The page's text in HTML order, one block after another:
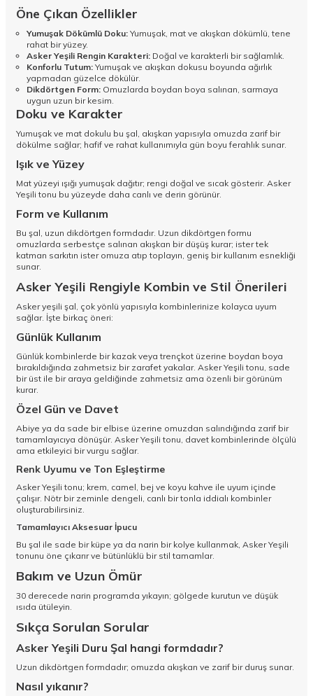
Öne Çıkan Özellikler
Yumuşak Dökümlü Doku: Yumuşak, mat ve akışkan dökümlü, tene
rahat bir yüzey.
Asker Yeşili Rengin Karakteri: Doğal ve karakterli bir sağlamlık.
Konforlu Tutum: Yumuşak ve akışkan dokusu boyunda ağırlık
yapmadan güzelce dökülür.
Dikdörtgen Form: Omuzlarda boydan boya salınan, sarmaya
uygun uzun bir kesim.
Doku ve Karakter
Yumuşak ve mat dokulu bu şal, akışkan yapısıyla omuzda zarif bir
dökülme sağlar; hafif ve rahat kullanımıyla gün boyu ferahlık sunar.
Işık ve Yüzey
Mat yüzeyi ışığı yumuşak dağıtır; rengi doğal ve sıcak gösterir. Asker
Yeşili tonu bu yüzeyde daha canlı ve derin görünür.
Form ve Kullanım
Bu şal, uzun dikdörtgen formdadır. Uzun dikdörtgen formu
omuzlarda serbestçe salınan akışkan bir düşüş kurar; ister tek
katman sarkıtın ister omuza atıp toplayın, geniş bir kullanım esnekliği
sunar.
Asker Yeşili Rengiyle Kombin ve Stil Önerileri
Asker yeşili şal, çok yönlü yapısıyla kombinlerinize kolayca uyum
sağlar. İşte birkaç öneri:
Günlük Kullanım
Günlük kombinlerde bir kazak veya trençkot üzerine boydan boya
bırakıldığında zahmetsiz bir zarafet yakalar. Asker Yeşili tonu, sade
bir üst ile bir araya geldiğinde zahmetsiz ama özenli bir görünüm
kurar.
Özel Gün ve Davet
Abiye ya da sade bir elbise üzerine omuzdan salındığında zarif bir
tamamlayıcıya dönüşür. Asker Yeşili tonu, davet kombinlerinde ölçülü
ama etkileyici bir vurgu sağlar.
Renk Uyumu ve Ton Eşleştirme
Asker Yeşili tonu; krem, camel, bej ve koyu kahve ile uyum içinde
çalışır. Nötr bir zeminle dengeli, canlı bir tonla iddialı kombinler
oluşturabilirsiniz.
Tamamlayıcı Aksesuar İpucu
Bu şal ile sade bir küpe ya da narin bir kolye kullanmak, Asker Yeşili
tonunu öne çıkarır ve bütünlüklü bir stil tamamlar.
Bakım ve Uzun Ömür
30 derecede narin programda yıkayın; gölgede kurutun ve düşük
ısıda ütüleyin.
Sıkça Sorulan Sorular
Asker Yeşili Duru Şal hangi formdadır?
Uzun dikdörtgen formdadır; omuzda akışkan ve zarif bir duruş sunar.
Nasıl yıkanır?